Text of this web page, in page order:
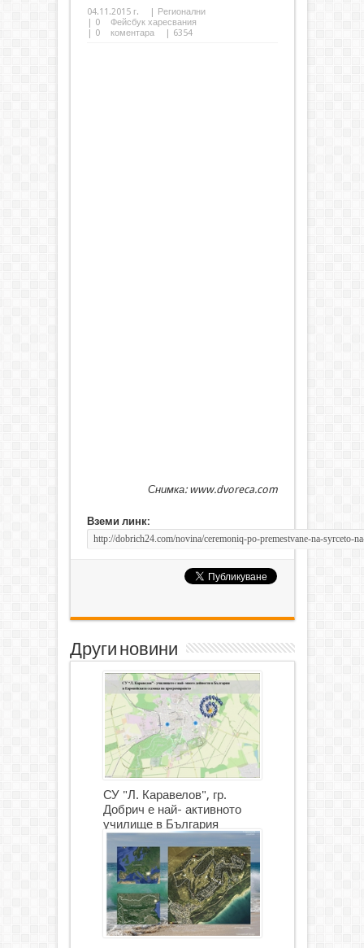
04.11.2015 г.
Регионални
0
Фейсбук харесвания
0 коментара | 6354
Снимка: www.dvoreca.com
Вземи линк:
Други новини
СУ "Л. Каравелов", гр.
Добрич е най- активното
училище в България